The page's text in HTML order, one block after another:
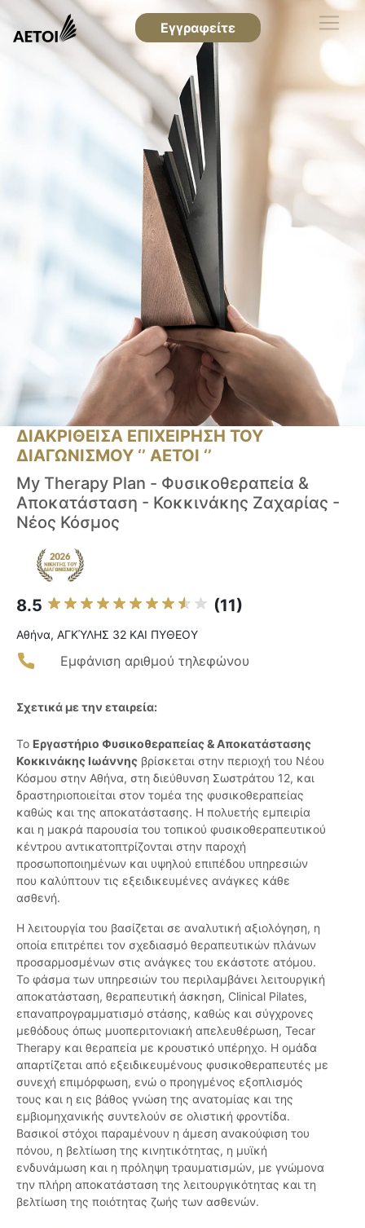
Εγγραφείτε
ΔΙΑΚΡΙΘΕΙΣΑ ΕΠΙΧΕΙΡΗΣΗ ΤΟΥ
ΔΙΑΓΩΝΙΣΜΟΥ ‘’ ΑΕΤΟΙ ‘’
Μy Therapy Plan - Φυσικοθεραπεία &
Αποκατάσταση - Κοκκινάκης Ζαχαρίας -
Νέος Κόσμος
8.5 (11)
Αθήνα, ΑΓΚΎΛΗΣ 32 ΚΑΙ ΠΥΘΕΟΥ
Εμφάνιση αριθμού τηλεφώνου
Σχετικά με την εταιρεία:
Το Εργαστήριο Φυσικοθεραπείας & Αποκατάστασης
Κοκκινάκης Ιωάννης βρίσκεται στην περιοχή του Νέου
Κόσμου στην Αθήνα, στη διεύθυνση Σωστράτου 12, και
δραστηριοποιείται στον τομέα της φυσικοθεραπείας
καθώς και της αποκατάστασης. Η πολυετής εμπειρία
και η μακρά παρουσία του τοπικού φυσικοθεραπευτικού
κέντρου αντικατοπτρίζονται στην παροχή
προσωποποιημένων και υψηλού επιπέδου υπηρεσιών
που καλύπτουν τις εξειδικευμένες ανάγκες κάθε
ασθενή.
Η λειτουργία του βασίζεται σε αναλυτική αξιολόγηση, η
οποία επιτρέπει τον σχεδιασμό θεραπευτικών πλάνων
προσαρμοσμένων στις ανάγκες του εκάστοτε ατόμου.
Το φάσμα των υπηρεσιών του περιλαμβάνει λειτουργική
αποκατάσταση, θεραπευτική άσκηση, Clinical Pilates,
επαναπρογραμματισμό στάσης, καθώς και σύγχρονες
μεθόδους όπως μυοπεριτονιακή απελευθέρωση, Tecar
Therapy και θεραπεία με κρουστικό υπέρηχο. Η ομάδα
απαρτίζεται από εξειδικευμένους φυσικοθεραπευτές με
συνεχή επιμόρφωση, ενώ ο προηγμένος εξοπλισμός
τους και η εις βάθος γνώση της ανατομίας και της
εμβιομηχανικής συντελούν σε ολιστική φροντίδα.
Βασικοί στόχοι παραμένουν η άμεση ανακούφιση του
πόνου, η βελτίωση της κινητικότητας, η μυϊκή
ενδυνάμωση και η πρόληψη τραυματισμών, με γνώμονα
την πλήρη αποκατάσταση της λειτουργικότητας και τη
βελτίωση της ποιότητας ζωής των ασθενών.